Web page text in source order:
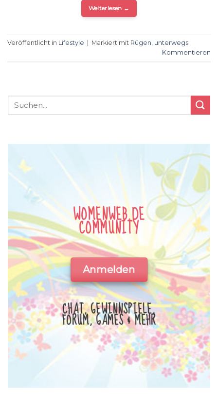
Weiterlesen →
Veröffentlicht in Lifestyle Markiert mit Rügen unterwegs
Kommentieren
WOMENWEB.DE
COMMUNITY
Anmelden
CHAT, GEWINNSPIELE,
FORUM, GAMES & MEHR